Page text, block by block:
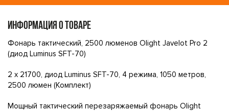
ИНФОРМАЦИЯ О ТОВАРЕ
Фонарь тактический, 2500 люменов Olight Javelot Pro 2
(диод Luminus SFT-70)
2 х 21700, диод Luminus SFT-70, 4 режима, 1050 метров,
2500 люмен (Комплект)
Мощный тактический перезаряжаемый фонарь Olight